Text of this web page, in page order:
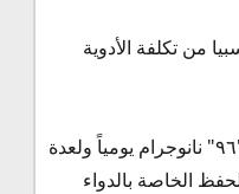
من تكلفة الأدوية
تُعتبر مادة "ثنائي ميثيل نتروزامين" مادة مسرطنة إذا تواجدت بكميات كبيرة، وبالتحديد إذا تخطت نسبتها "٩٦" نانوجرام يومياً ولعدة
الخاصة بالدواء